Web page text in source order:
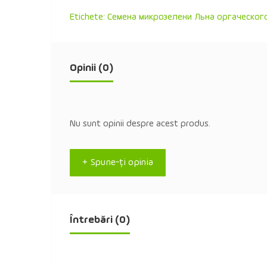
Etichete: Семена микрозелени Льна
Opinii (0)
Nu sunt opinii despre acest produs.
+ Spune-ţi opinia
Întrebări (0)